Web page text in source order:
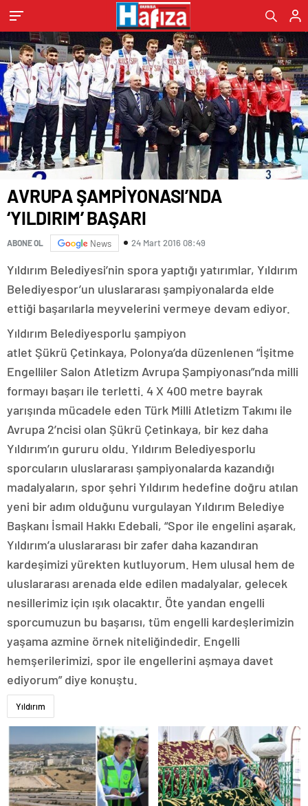
AVRUPA ŞAMPİYONASI’NDA
‘YILDIRIM’ BAŞARI
ABONE OL News 24 Mart 2016 08:49
Yıldırım Belediyesi’nin spora yaptığı yatırımlar, Yıldırım
Belediyespor’un uluslararası şampiyonalarda elde
ettiği başarılarla meyvelerini vermeye devam ediyor.
Yıldırım Belediyesporlu şampiyon
atlet Şükrü Çetinkaya, Polonya’da düzenlenen “İşitme
Engelliler Salon Atletizm Avrupa Şampiyonası”nda milli
formayı başarı ile terletti. 4 X 400 metre bayrak
yarışında mücadele eden Türk Milli Atletizm Takımı ile
Avrupa 2’ncisi olan Şükrü Çetinkaya, bir kez daha
Yıldırım’ın gururu oldu. Yıldırım Belediyesporlu
sporcuların uluslararası şampiyonalarda kazandığı
madalyaların, spor şehri Yıldırım hedefine doğru atılan
yeni bir adım olduğunu vurgulayan Yıldırım Belediye
Başkanı İsmail Hakkı Edebali, “Spor ile engelini aşarak,
Yıldırım’a uluslararası bir zafer daha kazandıran
kardeşimizi yürekten kutluyorum. Hem ulusal hem de
uluslararası arenada elde edilen madalyalar, gelecek
nesillerimiz için ışık olacaktır. Öte yandan engelli
sporcumuzun bu başarısı, tüm engelli kardeşlerimizin
yaşama azmine örnek niteliğindedir. Engelli
hemşerilerimizi, spor ile engellerini aşmaya davet
ediyorum” diye konuştu.
Yıldırım